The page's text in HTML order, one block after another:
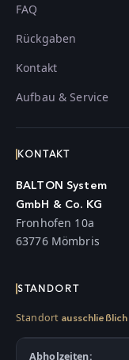
FAQ
Rückgaben
Kontakt
Aufbau & Service
KONTAKT
BALTON System
GmbH & Co. KG
Fronhofen 10a
63776 Mömbris
STANDORT
Standort ausschließlich
Abholzeiten: